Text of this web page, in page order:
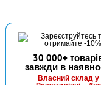
30 000+
завжди в
Власний склад у